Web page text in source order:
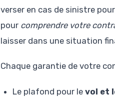
verser en cas de sinistre
pour comprendre votre
laisser dans une situation
Chaque garantie de votre
Le plafond pour le vol et